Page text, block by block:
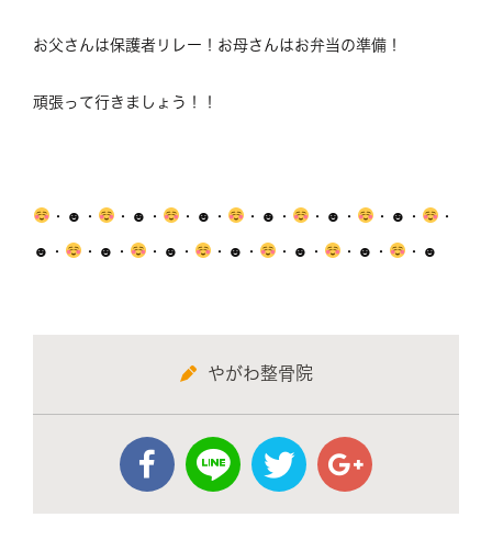
お父さんは保護者リレー！お母さんはお弁当の準備！
頑張って行きましょう！！
・☻・ ・☻・ ・☻・ ・☻・ ・☻・ ・☻・ ・
☻・ ・☻・ ・☻・ ・☻・ ・☻・ ・☻・ ・☻
やがわ整骨院